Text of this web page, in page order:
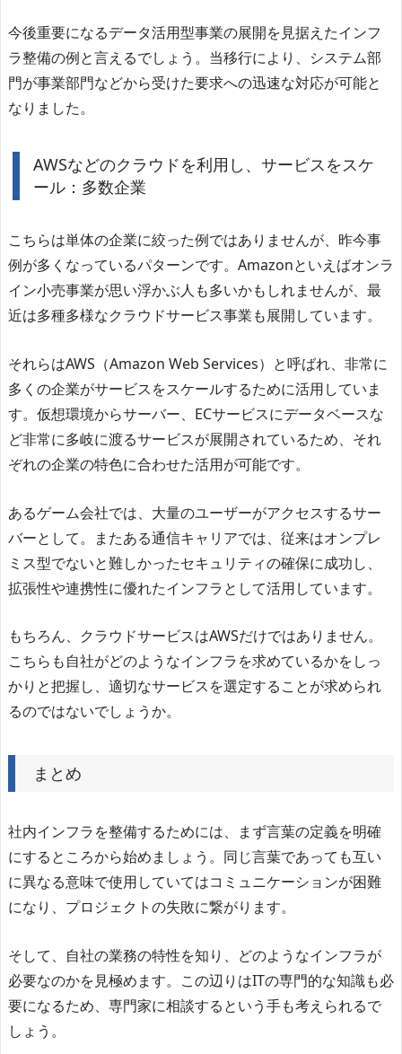
今後重要になるデータ活用型事業の展開を見据えたインフ
ラ整備の例と言えるでしょう。当移行により、システム部
門が事業部門などから受けた要求への迅速な対応が可能と
なりました。
AWSなどのクラウドを利用し、サービスをスケ
ール：多数企業
こちらは単体の企業に絞った例ではありませんが、昨今事
例が多くなっているパターンです。Amazonといえばオンラ
イン小売事業が思い浮かぶ人も多いかもしれませんが、最
近は多種多様なクラウドサービス事業も展開しています。
それらはAWS（Amazon Web Services）と呼ばれ、非常に
多くの企業がサービスをスケールするために活用していま
す。仮想環境からサーバー、ECサービスにデータベースな
ど非常に多岐に渡るサービスが展開されているため、それ
ぞれの企業の特色に合わせた活用が可能です。
あるゲーム会社では、大量のユーザーがアクセスするサー
バーとして。またある通信キャリアでは、従来はオンプレ
ミス型でないと難しかったセキュリティの確保に成功し、
拡張性や連携性に優れたインフラとして活用しています。
もちろん、クラウドサービスはAWSだけではありません。
こちらも自社がどのようなインフラを求めているかをしっ
かりと把握し、適切なサービスを選定することが求められ
るのではないでしょうか。
まとめ
社内インフラを整備するためには、まず言葉の定義を明確
にするところから始めましょう。同じ言葉であっても互い
に異なる意味で使用していてはコミュニケーションが困難
になり、プロジェクトの失敗に繋がります。
そして、自社の業務の特性を知り、どのようなインフラが
必要なのかを見極めます。この辺りはITの専門的な知識も必
要になるため、専門家に相談するという手も考えられるで
しょう。